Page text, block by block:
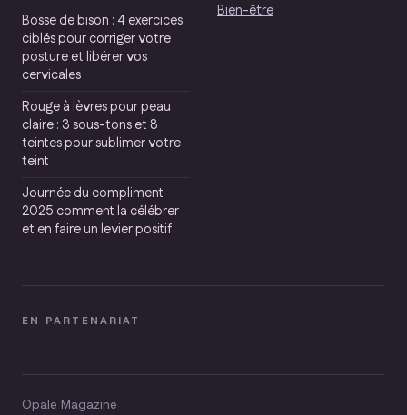
Bosse de bison : 4 exercices
ciblés pour corriger votre
posture et libérer vos
cervicales
Rouge à lèvres pour peau
claire : 3 sous-tons et 8
teintes pour sublimer votre
teint
Journée du compliment
2025 comment la célébrer
et en faire un levier positif
Bien-être
EN PARTENARIAT
Opale Magazine